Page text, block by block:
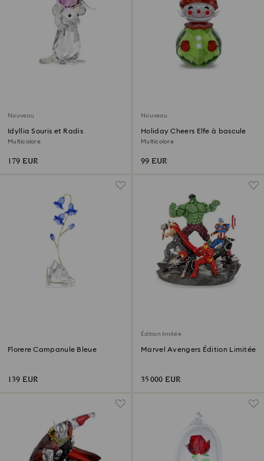
Nouveau
Idyllia Souris et Radis
Multicolore
179 EUR
Nouveau
Holiday Cheers Elfe à bascule
Multicolore
99 EUR
Florere Campanule Bleue
139 EUR
Édition limitée
Marvel Avengers Édition Limitée
35 000 EUR